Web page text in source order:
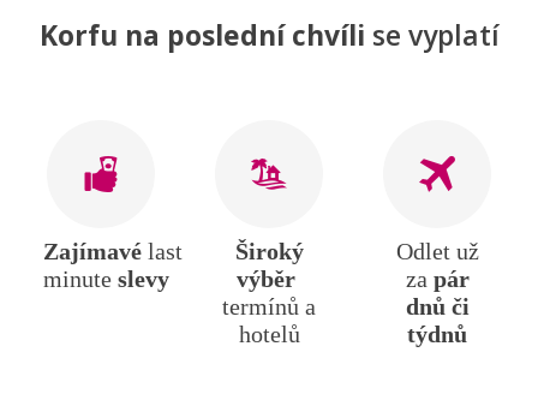
Korfu na poslední chvíli se vyplatí
Zajímavé last
minute slevy
Široký
výběr
termínů a
hotelů
Odlet už
za pár
dnů či
týdnů